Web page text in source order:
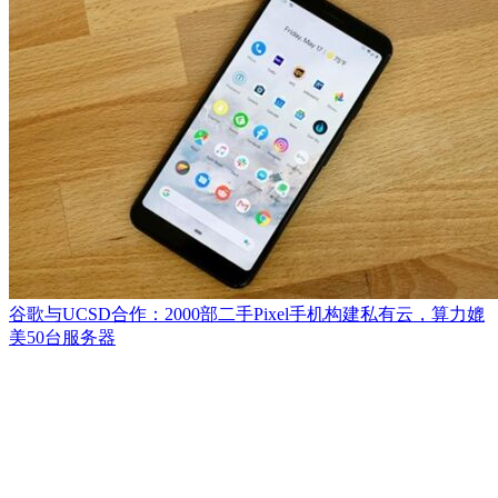
谷歌与UCSD合作：2000部二手Pixel手机构建私有云，算力媲
美50台服务器